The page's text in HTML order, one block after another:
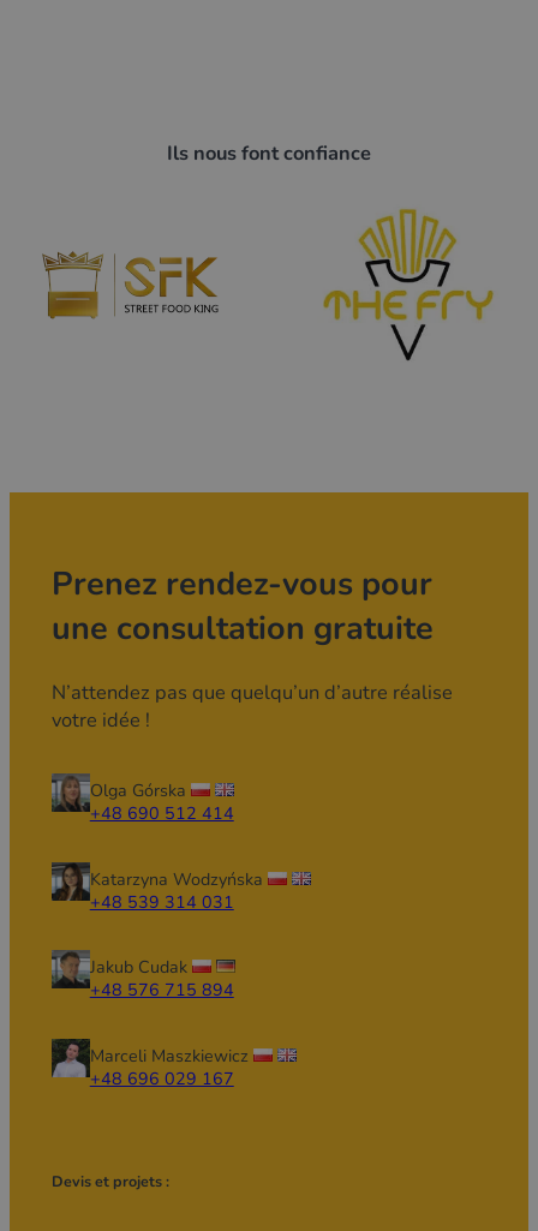
Ils nous font confiance
Prenez rendez-vous pour
une consultation gratuite
N’attendez pas que quelqu’un d’autre réalise
votre idée !
Olga Górska
+48 690 512 414
Katarzyna Wodzyńska
+48 539 314 031
Jakub Cudak
+48 576 715 894
Marceli Maszkiewicz
+48 696 029 167
Devis et projets :